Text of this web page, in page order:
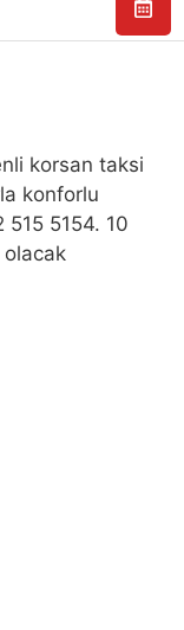
korsan taksi
konforlu
515 5154. 10
olacak